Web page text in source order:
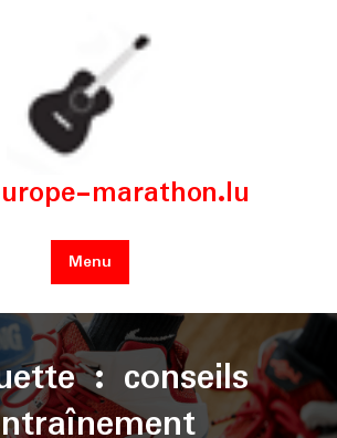
marathon.lu
Menu
: conseils